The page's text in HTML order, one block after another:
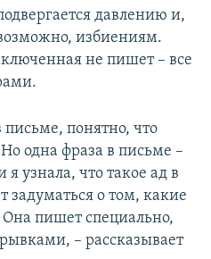
давлению и,
избиениям.
не пишет – все
понятно, что
одна фраза в письме –
узнала, что такое ад в
задуматься о том, какие
пишет специально,
– рассказывает